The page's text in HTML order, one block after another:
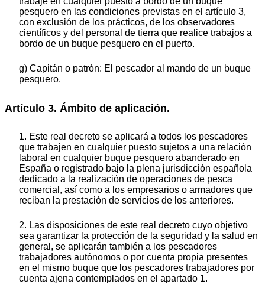
pesquero en las condiciones previstas en el artículo 3,
con exclusión de los prácticos, de los observadores
científicos y del personal de tierra que realice trabajos a
bordo de un buque pesquero en el puerto.
g) Capitán o patrón: El pescador al mando de un buque
pesquero.
Artículo 3. Ámbito de aplicación.
1. Este real decreto se aplicará a todos los pescadores
que trabajen en cualquier puesto sujetos a una relación
laboral en cualquier buque pesquero abanderado en
España o registrado bajo la plena jurisdicción española
dedicado a la realización de operaciones de pesca
comercial, así como a los empresarios o armadores que
reciban la prestación de servicios de los anteriores.
2. Las disposiciones de este real decreto cuyo objetivo
sea garantizar la protección de la seguridad y la salud en
general, se aplicarán también a los pescadores
trabajadores autónomos o por cuenta propia presentes
en el mismo buque que los pescadores trabajadores por
cuenta ajena contemplados en el apartado 1.